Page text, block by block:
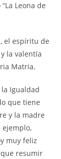
Leona de
el espíritu de
la valentía
Matria.
Igualdad
que tiene
y la madre
ejemplo,
muy feliz
resumir